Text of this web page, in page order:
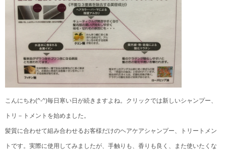
こんにちわ(^-^)毎日寒い日が続きますよね。クリックでは新しいシャンプー、
トリ－トメントを始めました。
髪質に合わせて組み合わせるお客様だけのヘアケアシャンプー、トリートメン
トです。実際に使用してみましたが、手触りも、香りも良く、また使いたくな